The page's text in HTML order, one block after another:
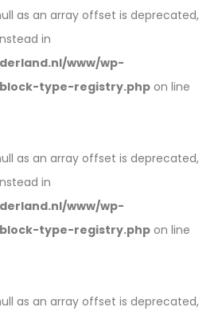
as an array offset is deprecated,
in
www/wp-
type-registry.php on line
as an array offset is deprecated,
in
www/wp-
type-registry.php on line
as an array offset is deprecated,